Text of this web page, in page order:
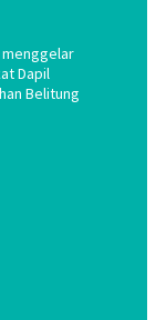
menggelar
Dapil
Belitung